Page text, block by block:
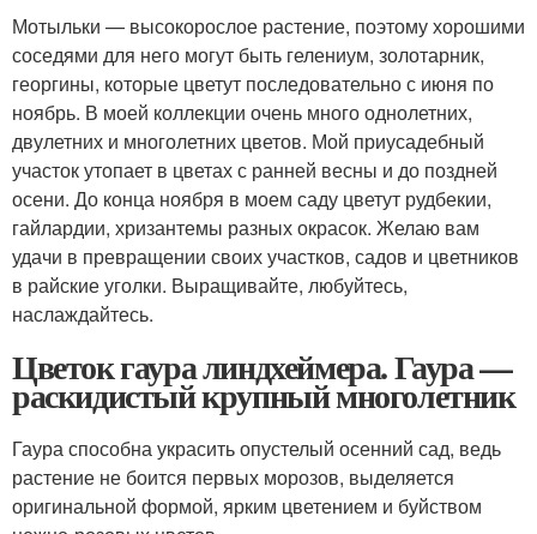
Мотыльки — высокорослое растение, поэтому хорошими
соседями для него могут быть гелениум, золотарник,
георгины, которые цветут последовательно с июня по
ноябрь. В моей коллекции очень много однолетних,
двулетних и многолетних цветов. Мой приусадебный
участок утопает в цветах с ранней весны и до поздней
осени. До конца ноября в моем саду цветут рудбекии,
гайлардии, хризантемы разных окрасок. Желаю вам
удачи в превращении своих участков, садов и цветников
в райские уголки. Выращивайте, любуйтесь,
наслаждайтесь.
Цветок гаура линдхеймера. Гаура —
раскидистый крупный многолетник
Гаура способна украсить опустелый осенний сад, ведь
растение не боится первых морозов, выделяется
оригинальной формой, ярким цветением и буйством